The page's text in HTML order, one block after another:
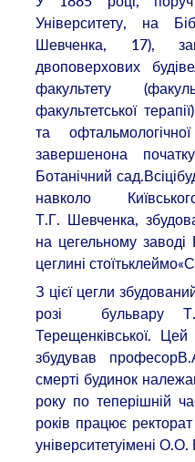
Університету, на
Шевченка, 17),
двоповерхових
факультету
факультетської
та
завершенона
Ботанічний
навколо
Т.Г. Шевченка,
на цегельному
цеглині
З цієї цегли
розі бульвару
Терещенківської.
збудував
смерті будинок
року по теперішній
років працює
університетуімені